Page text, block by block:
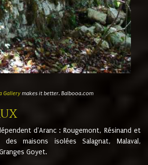
Gallerymakes it better. Balbooa.com
d'Aranc : Rougemont, Résinand et
maisons isolées Salagnat, Malaval,
Goyet.